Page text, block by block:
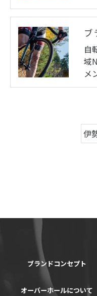
ブ
自
域
メ
伊
ブランドコンセプト
オーバーホールについて